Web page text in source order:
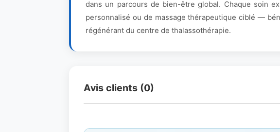
dans un parcours de bien-être global. Chaque soin
personnalisé ou de massage thérapeutique ciblé —
régénérant du centre de thalassothérapie.
Avis clients (0)